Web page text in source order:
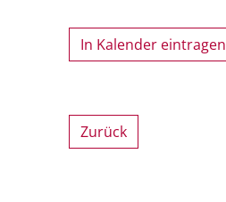
In Kalender eintragen
Zurück